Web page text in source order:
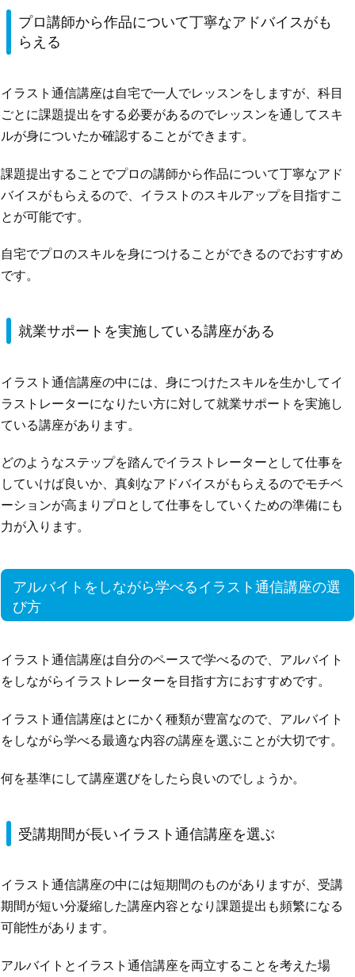
プロ講師から作品について丁寧なアドバイスがも
らえる
イラスト通信講座は自宅で一人でレッスンをしますが、科目
ごとに課題提出をする必要があるのでレッスンを通してスキ
ルが身についたか確認することができます。
課題提出することでプロの講師から作品について丁寧なアド
バイスがもらえるので、イラストのスキルアップを目指すこ
とが可能です。
自宅でプロのスキルを身につけることができるのでおすすめ
です。
就業サポートを実施している講座がある
イラスト通信講座の中には、身につけたスキルを生かしてイ
ラストレーターになりたい方に対して就業サポートを実施し
ている講座があります。
どのようなステップを踏んでイラストレーターとして仕事を
していけば良いか、真剣なアドバイスがもらえるのでモチベ
ーションが高まりプロとして仕事をしていくための準備にも
力が入ります。
アルバイトをしながら学べるイラスト通信講座の選
び方
イラスト通信講座は自分のペースで学べるので、アルバイト
をしながらイラストレーターを目指す方におすすめです。
イラスト通信講座はとにかく種類が豊富なので、アルバイト
をしながら学べる最適な内容の講座を選ぶことが大切です。
何を基準にして講座選びをしたら良いのでしょうか。
受講期間が長いイラスト通信講座を選ぶ
イラスト通信講座の中には短期間のものがありますが、受講
期間が短い分凝縮した講座内容となり課題提出も頻繁になる
可能性があります。
アルバイトとイラスト通信講座を両立することを考えた場